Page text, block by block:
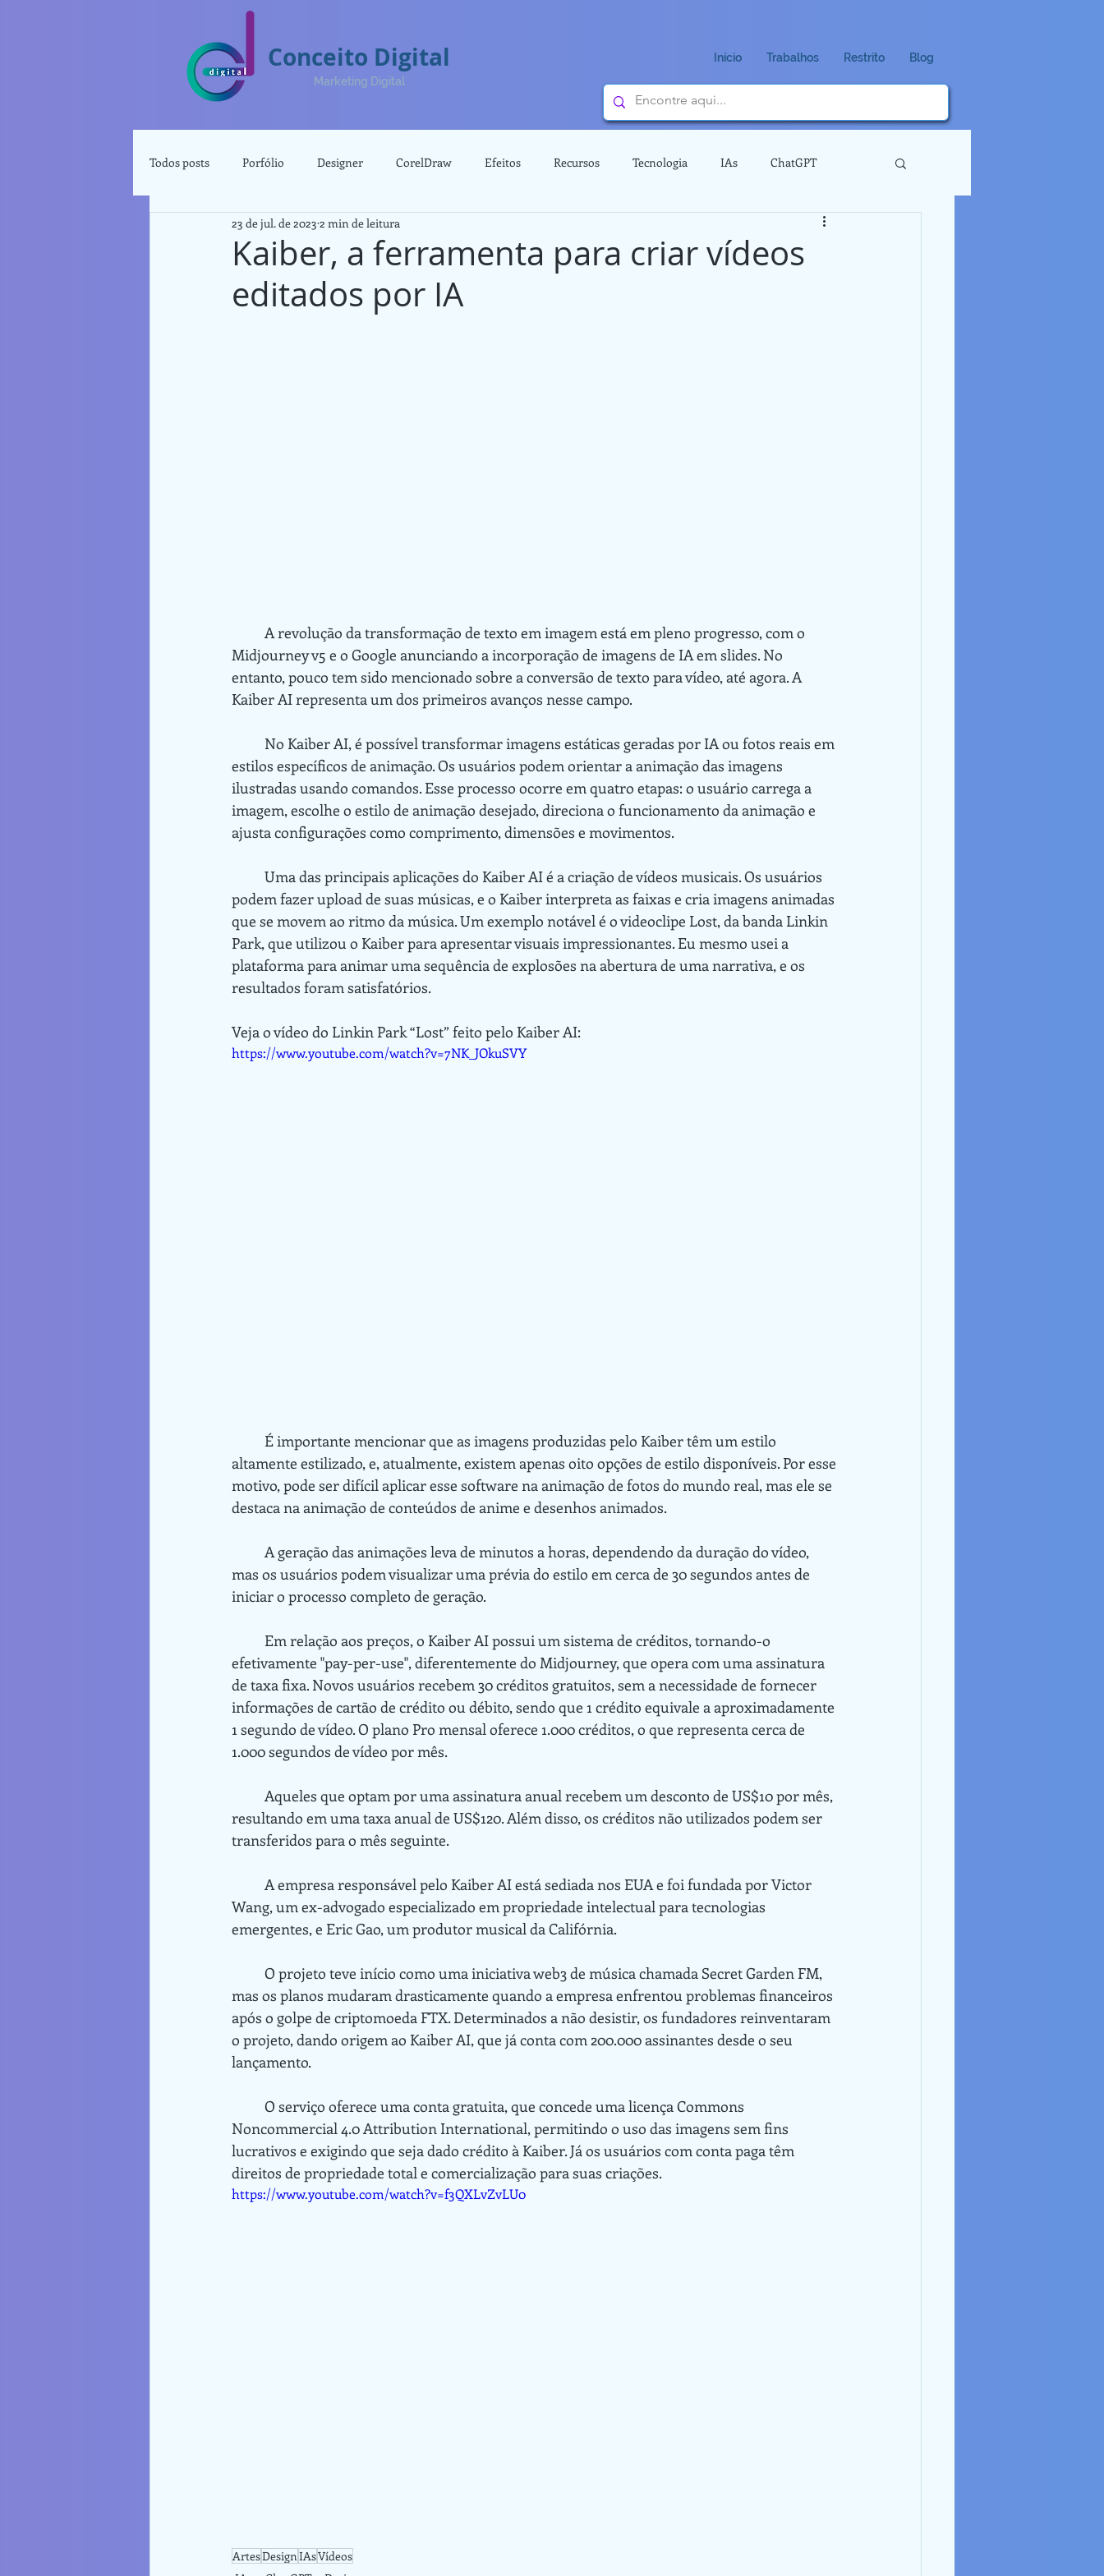
Conceito Digital
Marketing Digital
Início Trabalhos Restrito Blog
Todos posts Porfólio Designer CorelDraw Efeitos Recursos Tecnologia IAs ChatGPT
Renda Extra Produtividade Vídeos
Kaiber, a ferramenta para criar vídeos
editados por IA
23 de jul. de 2023 2 min de leitura
Midjourney v5 e o Google anunciando a incorporação de imagens de IA em slides. No
entanto, pouco tem sido mencionado sobre a conversão de texto para vídeo, até agora. A
Kaiber AI representa um dos primeiros avanços nesse campo.
estilos específicos de animação. Os usuários podem orientar a animação das imagens
ilustradas usando comandos. Esse processo ocorre em quatro etapas: o usuário carrega a
imagem, escolhe o estilo de animação desejado, direciona o funcionamento da animação e
ajusta configurações como comprimento, dimensões e movimentos.
podem fazer upload de suas músicas, e o Kaiber interpreta as faixas e cria imagens animadas
que se movem ao ritmo da música. Um exemplo notável é o videoclipe Lost, da banda Linkin
Park, que utilizou o Kaiber para apresentar visuais impressionantes. Eu mesmo usei a
plataforma para animar uma sequência de explosões na abertura de uma narrativa, e os
resultados foram satisfatórios.
Veja o vídeo do Linkin Park “Lost” feito pelo Kaiber AI:
https://www.youtube.com/watch?v=7NK_JOkuSVY
altamente estilizado, e, atualmente, existem apenas oito opções de estilo disponíveis. Por esse
motivo, pode ser difícil aplicar esse software na animação de fotos do mundo real, mas ele se
destaca na animação de conteúdos de anime e desenhos animados.
mas os usuários podem visualizar uma prévia do estilo em cerca de 30 segundos antes de
iniciar o processo completo de geração.
efetivamente "pay-per-use", diferentemente do Midjourney, que opera com uma assinatura
de taxa fixa. Novos usuários recebem 30 créditos gratuitos, sem a necessidade de fornecer
informações de cartão de crédito ou débito, sendo que 1 crédito equivale a aproximadamente
1 segundo de vídeo. O plano Pro mensal oferece 1.000 créditos, o que representa cerca de
1.000 segundos de vídeo por mês.
resultando em uma taxa anual de US$120. Além disso, os créditos não utilizados podem ser
transferidos para o mês seguinte.
Wang, um ex-advogado especializado em propriedade intelectual para tecnologias
emergentes, e Eric Gao, um produtor musical da Califórnia.
mas os planos mudaram drasticamente quando a empresa enfrentou problemas financeiros
após o golpe de criptomoeda FTX. Determinados a não desistir, os fundadores reinventaram
o projeto, dando origem ao Kaiber AI, que já conta com 200.000 assinantes desde o seu
lançamento.
Noncommercial 4.0 Attribution International, permitindo o uso das imagens sem fins
lucrativos e exigindo que seja dado crédito à Kaiber. Já os usuários com conta paga têm
direitos de propriedade total e comercialização para suas criações.
https://www.youtube.com/watch?v=f3QXLvZvLU0
ArtesDesignIAsVídeos